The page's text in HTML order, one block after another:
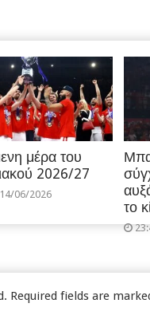
μέρα του
2026/27
06/2026
το
Required fields are